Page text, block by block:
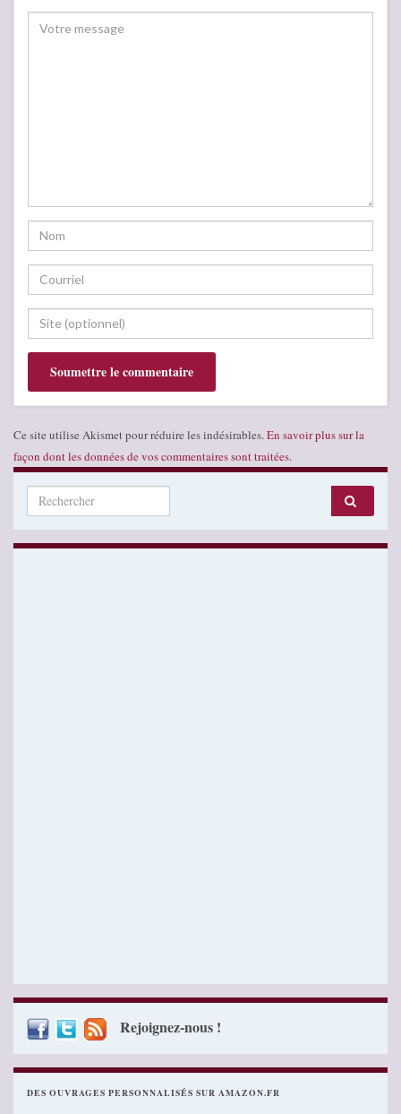
Ce site utilise Akismet pour réduire les indésirables. En savoir plus sur la
façon dont les données de vos commentaires sont traitées.
Search for:
Rejoignez-nous !
DES OUVRAGES PERSONNALISÉS SUR AMAZON.FR